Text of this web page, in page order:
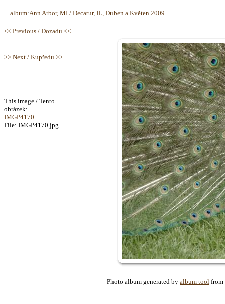
album:Ann Arbor, MI / Decatur, IL, Duben a Květen 2009
<< Previous / Dozadu <<
>> Next / Kupředu >>
This image / Tento
obrázek:
IMGP4170
File: IMGP4170.jpg
Photo album generated by album tool from